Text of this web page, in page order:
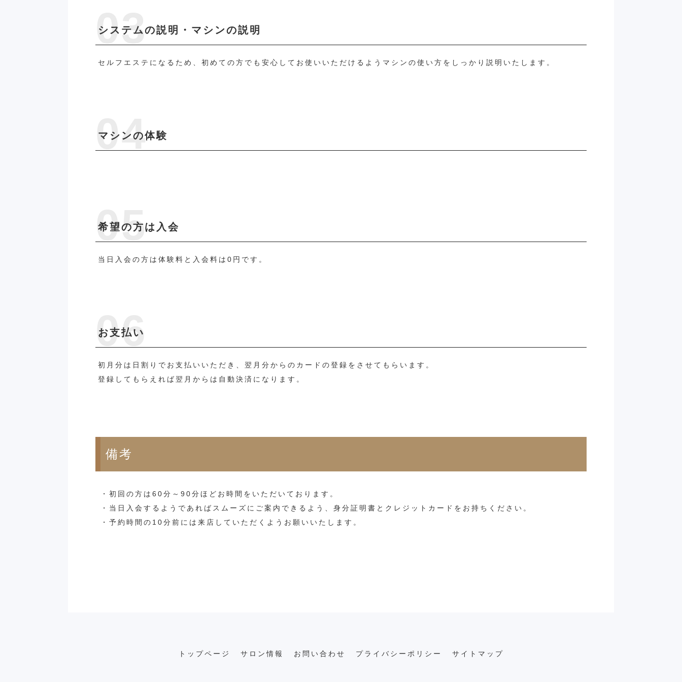
システムの説明・マシンの説明
セルフエステになるため、初めての方でも安心してお使いいただけるようマシンの使い方をしっかり説明いたします。
マシンの体験
希望の方は入会
当日入会の方は体験料と入会料は0円です。
お支払い
初月分は日割りでお支払いいただき、翌月分からのカードの登録をさせてもらいます。
登録してもらえれば翌月からは自動決済になります。
備考
・初回の方は60分～90分ほどお時間をいただいております。
・当日入会するようであればスムーズにご案内できるよう、身分証明書とクレジットカードをお持ちください。
・予約時間の10分前には来店していただくようお願いいたします。
トップページ サロン情報 お問い合わせ プライバシーポリシー サイトマップ